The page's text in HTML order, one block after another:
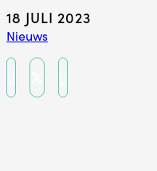
18 JULI 2023
Nieuws